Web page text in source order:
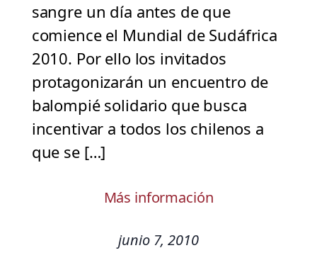
sangre un día antes de que
comience el Mundial de Sudáfrica
2010. Por ello los invitados
protagonizarán un encuentro de
balompié solidario que busca
incentivar a todos los chilenos a
que se […]
Más información
junio 7, 2010